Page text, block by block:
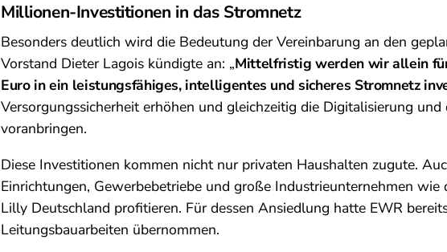
Millionen-Investitionen in das Stromnetz
Besonders deutlich wird die Bedeutung der Vereinbarung an den
Vorstand Dieter Lagois kündigte an: „Mittelfristig werden wir allein
Euro in ein leistungsfähiges, intelligentes und sicheres Stromnetz
Versorgungssicherheit erhöhen und gleichzeitig die Digitalisierung und
voranbringen.
Diese Investitionen kommen nicht nur privaten Haushalten zugute.
Einrichtungen, Gewerbebetriebe und große Industrieunternehmen wie
Lilly Deutschland profitieren. Für dessen Ansiedlung hatte EWR
Leitungsbauarbeiten übernommen.